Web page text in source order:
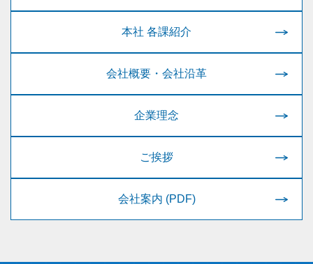
本社 各課紹介
会社概要・会社沿革
企業理念
ご挨拶
会社案内 (PDF)